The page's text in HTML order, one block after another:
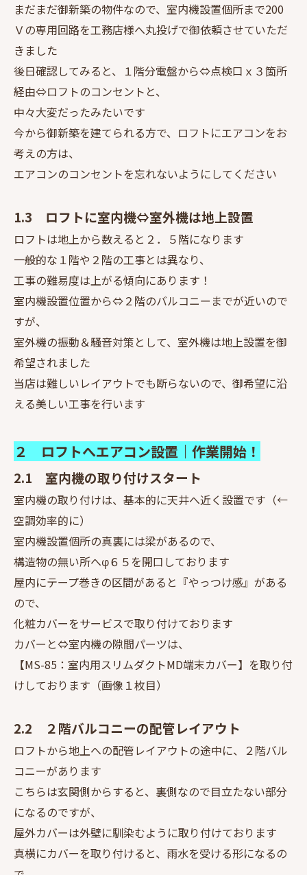
まだまだ御新築の物件なので、室内機設置個所まで200
Ｖの専用回路を工務店様へ丸投げで御依頼させていただ
きました
後日確認してみると、１階分電盤から⇔点検口ｘ３箇所
経由⇔ロフトのコンセントと、
中々大変だったみたいです
今から御新築を建てられる方で、ロフトにエアコンをお
考えの方は、
エアコンのコンセントを忘れないようにしてください
1.3 ロフトに室内機⇔室外機は地上設置
ロフトは地上から数えると２．５階になります
一般的な１階や２階の工事とは異なり、
工事の難易度は上がる傾向にあります！
室内機設置位置から⇔２階のバルコニーまでが近いので
すが、
室外機の振動＆騒音対策として、室外機は地上設置を御
希望されました
当店は難しいレイアウトでも断らないので、御希望に沿
える美しい工事を行います
２ ロフトへエアコン設置｜作業開始！
2.1 室内機の取り付けスタート
室内機の取り付けは、基本的に天井へ近く設置です（←
空調効率的に）
室内機設置個所の真裏には梁があるので、
構造物の無い所へφ６５を開口しております
屋内にテープ巻きの区間があると『やっつけ感』がある
ので、
化粧カバーをサービスで取り付けております
カバーと⇔室内機の隙間パーツは、
【MS-85：室内用スリムダクトMD端末カバー】を取り付
けしております（画像１枚目）
2.2 ２階バルコニーの配管レイアウト
ロフトから地上への配管レイアウトの途中に、２階バル
コニーがあります
こちらは玄関側からすると、裏側なので目立たない部分
になるのですが、
屋外カバーは外壁に馴染むように取り付けております
真横にカバーを取り付けると、雨水を受ける形になるの